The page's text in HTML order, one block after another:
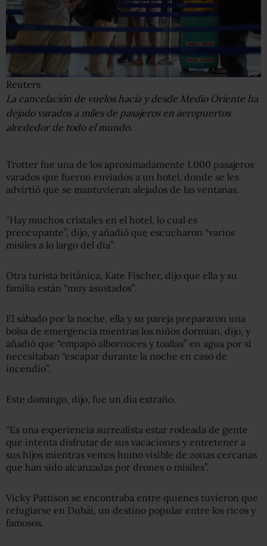
Reuters
La cancelación de vuelos hacia y desde Medio Oriente ha
dejado varados a miles de pasajeros en aeropuertos
alrededor de todo el mundo.
Trotter fue una de los aproximadamente 1.000 pasajeros
varados que fueron enviados a un hotel, donde se les
advirtió que se mantuvieran alejados de las ventanas.
“Hay muchos cristales en el hotel, lo cual es
preocupante”, dijo, y añadió que escucharon “varios
misiles a lo largo del día”.
Otra turista británica, Kate Fischer, dijo que ella y su
familia están “muy asustados”.
El sábado por la noche, ella y su pareja prepararon una
bolsa de emergencia mientras los niños dormían, dijo, y
añadió que “empapó albornoces y toallas” en agua por si
necesitaban “escapar durante la noche en caso de
incendio”.
Este domingo, dijo, fue un día extraño.
“Es una experiencia surrealista estar rodeada de gente
que intenta disfrutar de sus vacaciones y entretener a
sus hijos mientras vemos humo visible de zonas cercanas
que han sido alcanzadas por drones o misiles”.
Vicky Pattison se encontraba entre quienes tuvieron que
refugiarse en Dubái, un destino popular entre los ricos y
famosos.